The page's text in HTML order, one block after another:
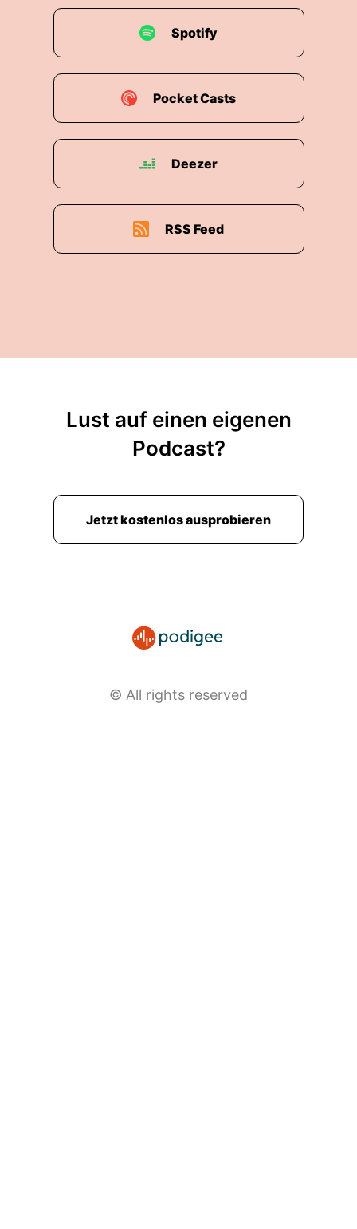
Spotify
Pocket Casts
Deezer
RSS Feed
Lust auf einen eigenen
Podcast?
Jetzt kostenlos ausprobieren
© All rights reserved